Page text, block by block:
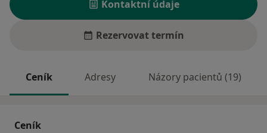
Kontaktní údaje
Rezervovat termín
Ceník Adresy Názory pacientů (19)
Ceník